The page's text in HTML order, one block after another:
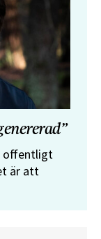
offentligt
är att